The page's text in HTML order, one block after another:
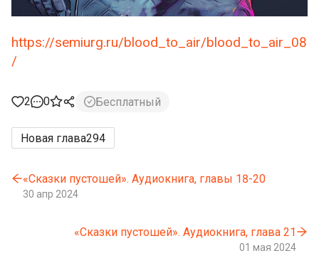
https://semiurg.ru/blood_to_air/blood_to_air_08
/
2 0 Бесплатный
Новая глава294
«Сказки ‎пустошей». Аудиокнига, главы 18-20
30 апр 2024
«Сказки ‎пустошей». Аудиокнига, глава 21
01 мая 2024